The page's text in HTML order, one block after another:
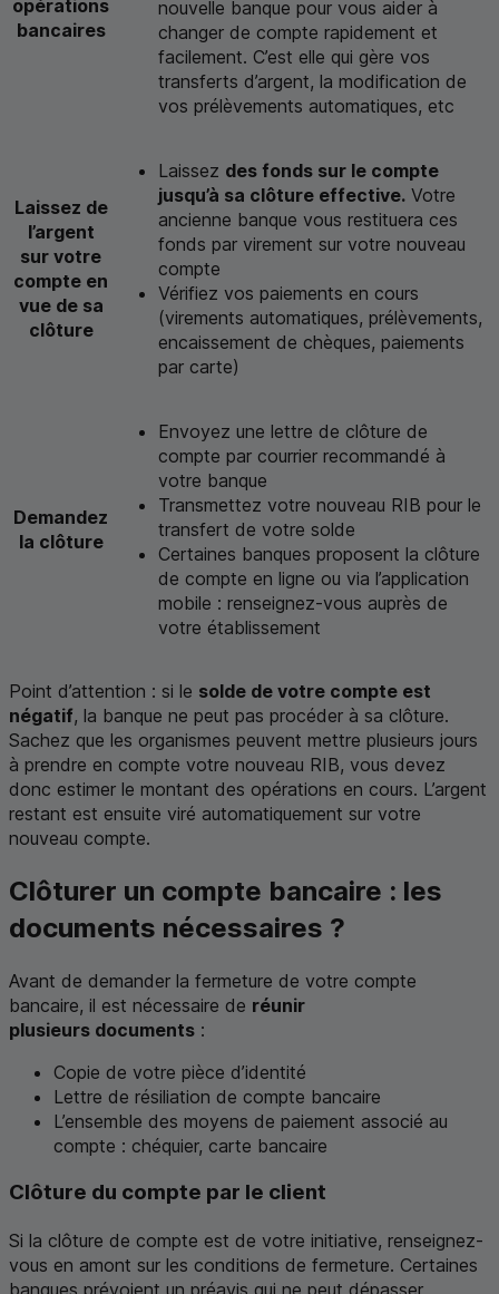
opérations
bancaires
nouvelle banque pour vous aider à
changer de compte rapidement et
facilement. C’est elle qui gère vos
transferts d’argent, la modification de
vos prélèvements automatiques, etc
Laissez de
l’argent
sur votre
compte en
vue de sa
clôture
Laissez des fonds sur le compte
jusqu’à sa clôture effective. Votre
ancienne banque vous restituera ces
fonds par virement sur votre nouveau
compte
Vérifiez vos paiements en cours
(virements automatiques, prélèvements,
encaissement de chèques, paiements
par carte)
Demandez
la clôture
Envoyez une lettre de clôture de
compte par courrier recommandé à
votre banque
Transmettez votre nouveau RIB pour le
transfert de votre solde
Certaines banques proposent la clôture
de compte en ligne ou via l’application
mobile : renseignez-vous auprès de
votre établissement
Point d’attention : si le solde de votre compte est
négatif, la banque ne peut pas procéder à sa clôture.
Sachez que les organismes peuvent mettre plusieurs jours
à prendre en compte votre nouveau RIB, vous devez
donc estimer le montant des opérations en cours. L’argent
restant est ensuite viré automatiquement sur votre
nouveau compte.
Clôturer un compte bancaire : les
documents nécessaires ?
Avant de demander la fermeture de votre compte
bancaire, il est nécessaire de réunir
plusieurs documents :
Copie de votre pièce d’identité
Lettre de résiliation de compte bancaire
L’ensemble des moyens de paiement associé au
compte : chéquier, carte bancaire
Clôture du compte par le client
Si la clôture de compte est de votre initiative, renseignez-
vous en amont sur les conditions de fermeture. Certaines